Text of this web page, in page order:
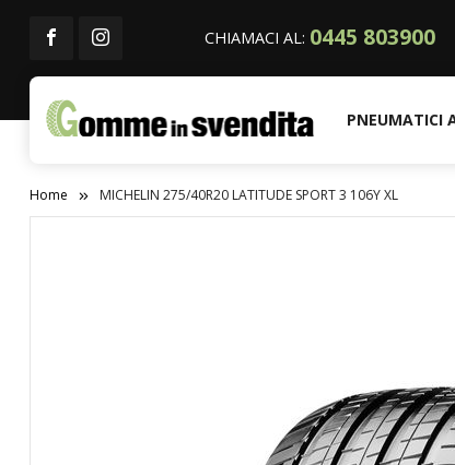
CHIAMACI AL: 0445 803900
PNEUMATICI
Home MICHELIN 275/40R20 LATITUDE SPORT 3 106Y XL